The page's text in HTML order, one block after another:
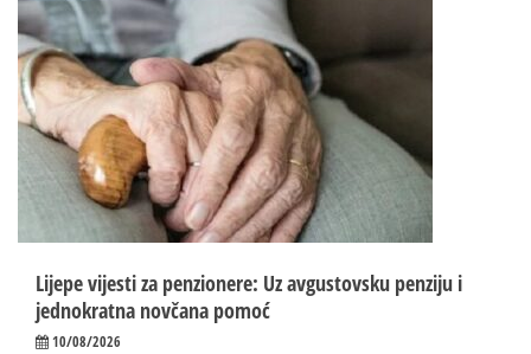
Lijepe vijesti za penzionere: Uz avgustovsku penziju i
jednokratna novčana pomoć
10/08/2026